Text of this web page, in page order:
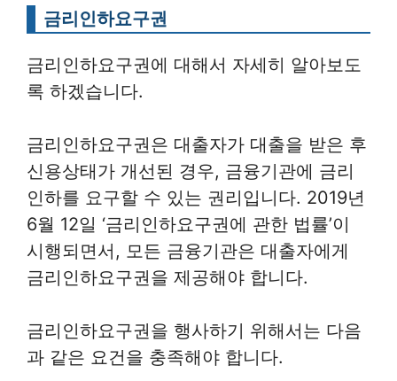
금리인하요구권
금리인하요구권에 대해서 자세히 알아보도
록 하겠습니다.
금리인하요구권은 대출자가 대출을 받은 후
신용상태가 개선된 경우, 금융기관에 금리
인하를 요구할 수 있는 권리입니다. 2019년
6월 12일 ‘금리인하요구권에 관한 법률’이
시행되면서, 모든 금융기관은 대출자에게
금리인하요구권을 제공해야 합니다.
금리인하요구권을 행사하기 위해서는 다음
과 같은 요건을 충족해야 합니다.